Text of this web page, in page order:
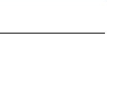
and Womanhood
सूत्र:किन चीजों के कारण लोग अशांत
होती हैं, हमेशा उनका सम्मान
देखना चाहिए
व्रत में सौलह श्रृंगार से सजती हैं